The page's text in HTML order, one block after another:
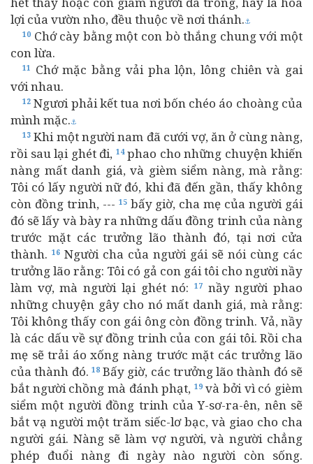
lợi của vườn nho, đều thuộc về nơi thánh.⚓
10 Chớ cày bằng một con bò thắng chung với một
con lừa.
11
Chớ mặc bằng vải pha lộn, lông chiên và gai
với nhau.
12 Ngươi phải kết tua nơi bốn chéo áo choàng của
mình mặc.⚓
13 Khi một người nam đã cưới vợ, ăn ở cùng nàng,
rồi sau lại ghét đi, 14phao cho những chuyện khiến
nàng mất danh giá, và gièm siểm nàng, mà rằng:
Tôi có lấy người nữ đó, khi đã đến gần, thấy không
còn đồng trinh, --- 15bấy giờ, cha mẹ của người gái
đó sẽ lấy và bày ra những dấu đồng trinh của nàng
trước mặt các trưởng lão thành đó, tại nơi cửa
thành. 16 Người cha của người gái sẽ nói cùng các
trưởng lão rằng: Tôi có gả con gái tôi cho người nầy
làm vợ, mà người lại ghét nó:
17nầy người phao
những chuyện gây cho nó mất danh giá, mà rằng:
Tôi không thấy con gái ông còn đồng trinh. Vả, nầy
là các dấu về sự đồng trinh của con gái tôi. Rồi cha
mẹ sẽ trải áo xống nàng trước mặt các trưởng lão
của thành đó. 18Bấy giờ, các trưởng lão thành đó sẽ
bắt người chồng mà đánh phạt, 19và bởi vì có gièm
siểm một người đồng trinh của Y-sơ-ra-ên, nên sẽ
bắt vạ người một trăm siếc-lơ bạc, và giao cho cha
người gái. Nàng sẽ làm vợ người, và người chẳng
phép đuổi nàng đi ngày nào người còn sống.